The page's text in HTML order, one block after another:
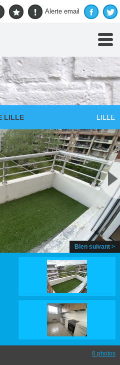
Alerte email
LILLE
LILLE LILLE
Bien suivant >
6 photos